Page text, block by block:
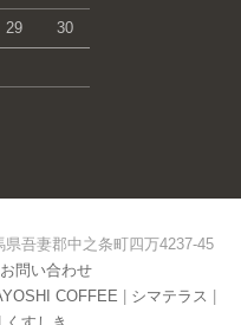
29 30
吾妻郡中之条町四万4237-45
お問い合わせ
COFFEE シマテラス